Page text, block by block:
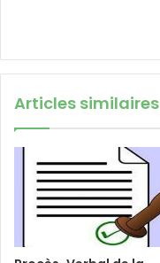
Articles similaires